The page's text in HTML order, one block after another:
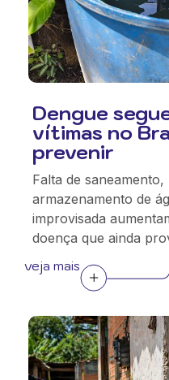
Dengue
vítimas no
prevenir
Falta de
armazenamento de
improvisada
doença que ainda
veja mais